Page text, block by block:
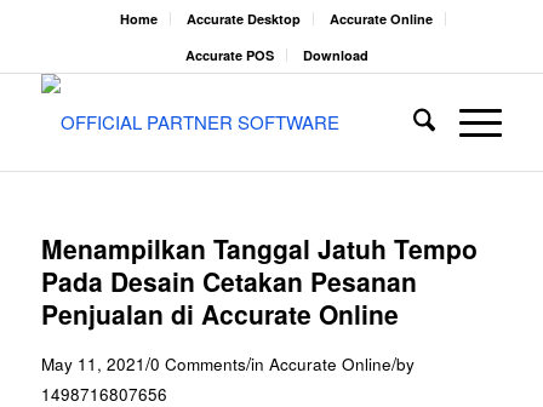
Home Accurate Desktop
Accurate Online
Accurate POS
Download
Menampilkan Tanggal Jatuh Tempo
Pada Desain Cetakan Pesanan
Penjualan di Accurate Online
May 11, 2021/0 Comments/in Accurate Online/by
1498716807656